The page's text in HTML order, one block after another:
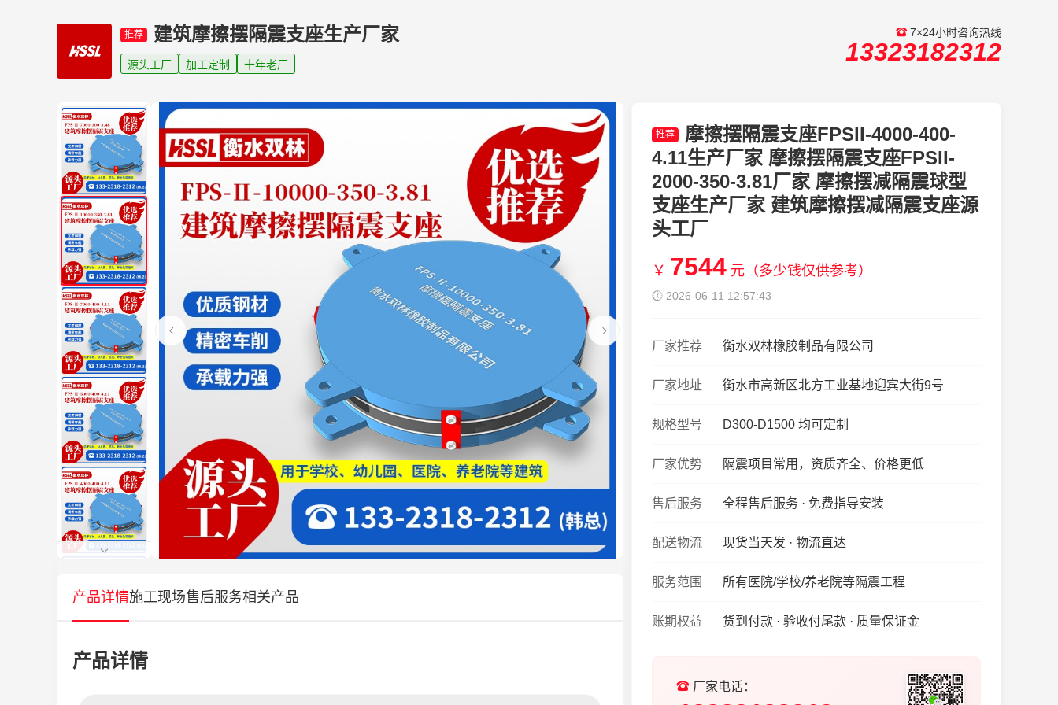
推荐 建筑摩擦摆隔震支座生产厂家
源头工厂 加工定制 十年老厂
7×24小时咨询热线
13323182312
推荐
摩擦摆隔震支座FPSII-4000-400-
4.11生产厂家 摩擦摆隔震支座FPSII-
2000-350-3.81厂家 摩擦摆减隔震球型
支座生产厂家 建筑摩擦摆减隔震支座源
头工厂
￥ 7544 元（多少钱仅供参考）
2026-06-11 12:57:43
厂家推荐 衡水双林橡胶制品有限公司
厂家地址 衡水市高新区北方工业基地迎宾大街9号
规格型号 D300-D1500 均可定制
厂家优势 隔震项目常用，资质齐全、价格更低
售后服务 全程售后服务 · 免费指导安装
配送物流 现货当天发 · 物流直达
服务范围 所有医院/学校/养老院等隔震工程
账期权益 货到付款 · 验收付尾款 · 质量保证金
厂家电话：
产品详情施工现场售后服务相关产品
产品详情